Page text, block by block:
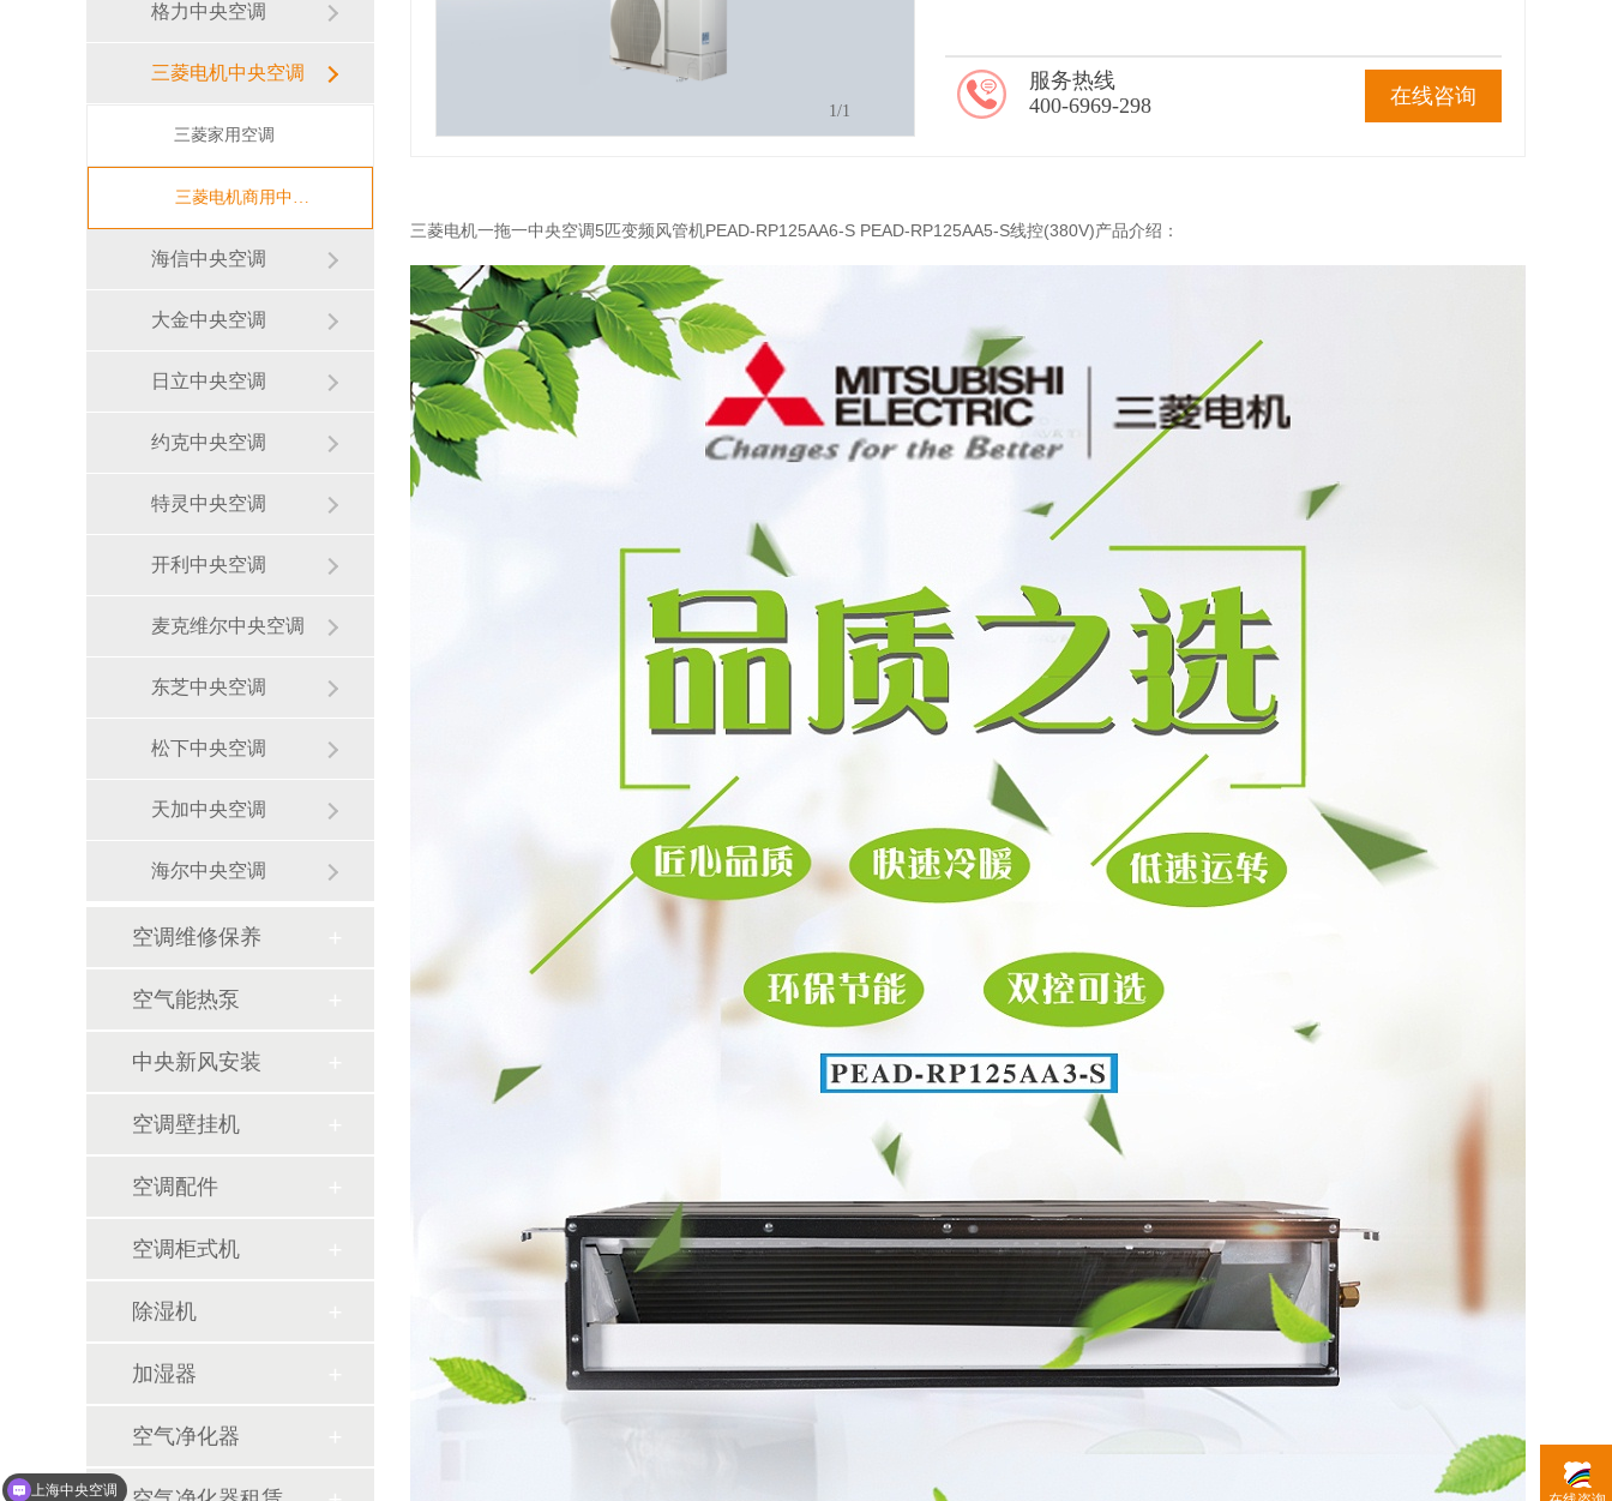
格力中央空调
三菱电机中央空调
三菱家用空调
三菱电机商用中央空调
海信中央空调
大金中央空调
日立中央空调
约克中央空调
特灵中央空调
开利中央空调
麦克维尔中央空调
东芝中央空调
松下中央空调
天加中央空调
海尔中央空调
空调维修保养
空气能热泵
中央新风安装
空调壁挂机
空调配件
空调柜式机
除湿机
加湿器
空气净化器
1/1
在线咨询
服务热线
400-6969-298
三菱电机一拖一中央空调5匹变频风管机PEAD-RP125AA6-S PEAD-RP125AA5-S线控(380V)产品介绍：
中央空调工程设计